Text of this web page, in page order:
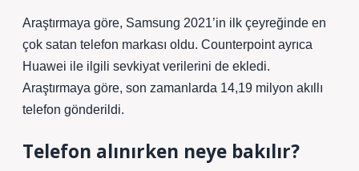
Araştırmaya göre, Samsung 2021’in ilk çeyreğinde en
çok satan telefon markası oldu. Counterpoint ayrıca
Huawei ile ilgili sevkiyat verilerini de ekledi.
Araştırmaya göre, son zamanlarda 14,19 milyon akıllı
telefon gönderildi.
Telefon alınırken neye bakılır?